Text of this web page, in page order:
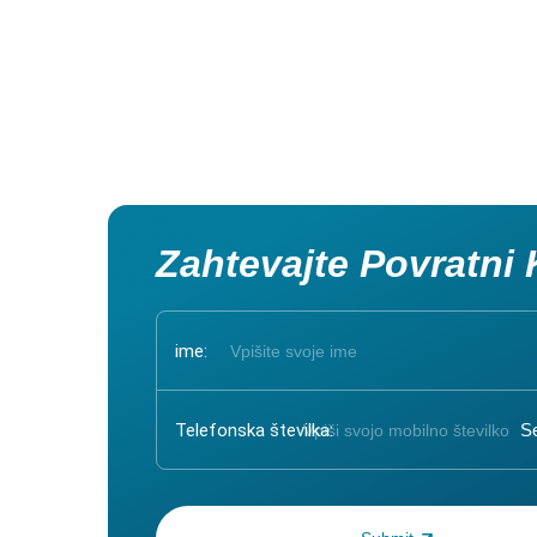
Zahtevajte Povratni
ime:
Telefonska številka:
Vnesite enkratno geslo: